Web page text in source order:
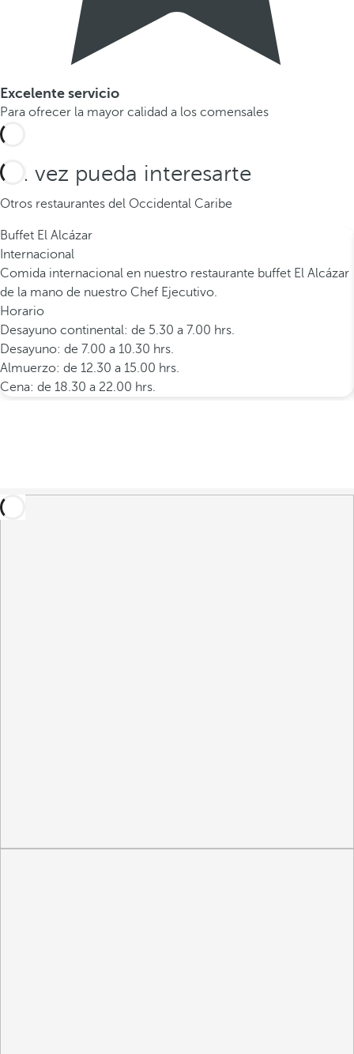
Excelente servicio
Para ofrecer la mayor calidad a los comensales
Tal vez pueda interesarte
Otros restaurantes del Occidental Caribe
Buffet El Alcázar
Internacional
Comida internacional en nuestro restaurante buffet El Alcázar
de la mano de nuestro Chef Ejecutivo.
Horario
Desayuno continental: de 5.30 a 7.00 hrs.
Desayuno: de 7.00 a 10.30 hrs.
Almuerzo: de 12.30 a 15.00 hrs.
Cena: de 18.30 a 22.00 hrs.